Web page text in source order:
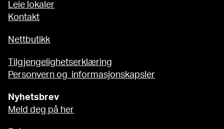
Leie lokaler
Kontakt
Nettbutikk
Tilgjengelighetserklæring
Personvern og informasjonskapsler
Nyhetsbrev
Meld deg på her